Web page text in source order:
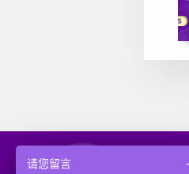
请您留言